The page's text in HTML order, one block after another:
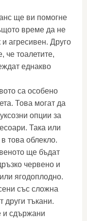
ще ви помогне
време да не
агресивен. Друго
че тоалетите,
еднакво
са особено
Това могат да
опции за
Така или
това облекло.
ще бъдат
червено и
ягодоплодно.
със сложна
други тъкани.
и сдържани